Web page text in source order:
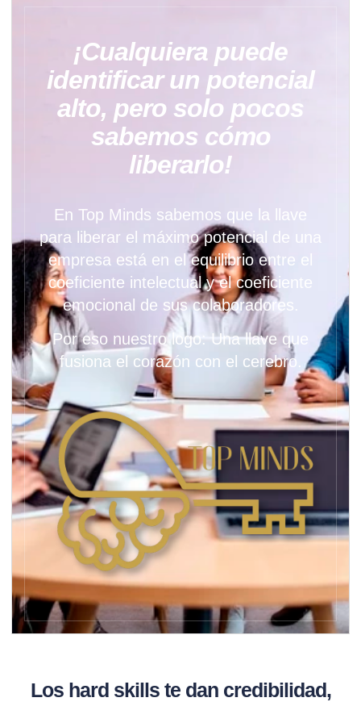
¡Cualquiera puede
identificar un potencial
alto, pero solo pocos
sabemos cómo
liberarlo!
En Top Minds sabemos que la llave
para liberar el máximo potencial de una
empresa está en el equilibrio entre el
coeficiente intelectual y el coeficiente
emocional de sus colaboradores.
Por eso nuestro logo: Una llave que
fusiona el corazón con el cerebro.
Los hard skills te dan credibilidad,